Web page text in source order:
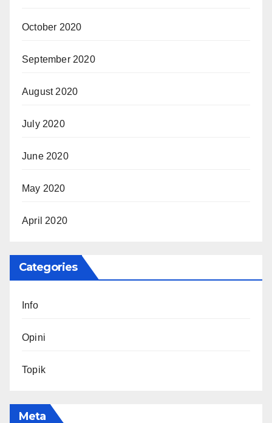
October 2020
September 2020
August 2020
July 2020
June 2020
May 2020
April 2020
Categories
Info
Opini
Topik
Meta